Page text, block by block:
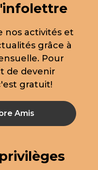
nos activités et
grâce à
Pour
de devenir
gratuit!
Amis